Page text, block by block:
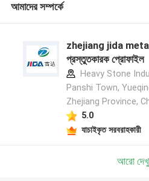
আমাদের সম্পর্কে
zhejiang jida
প্রস্তুতকারক প্রোফাইল
Heavy Stone
Panshi Town,
Zhejiang Province,
5.0
যাচাইকৃত সরবরাহকারী
আরো